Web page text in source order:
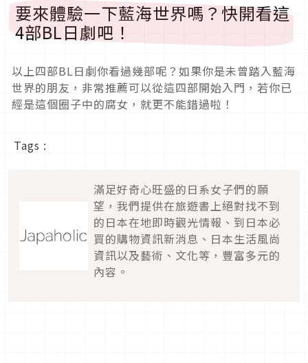
要來體驗一下藍海世界嗎？快開看這
4部BL日劇吧！
以上四部BL日劇你看過幾部呢？如果你是未曾踏入藍海
世界的朋友，非常推薦可以從這四部開始入門，若你已
經是這個圈子中的腐女，就更不能錯過啦！
Tags :
滿足好奇心旺盛的日系女子們的願
望，我們提供在旅遊書上絕對找不到
的日本在地即時觀光情報、到日本必
買的購物資訊新消息、日本生活風尚
資訊以及藝術、文化等，豐富多元的
內容。